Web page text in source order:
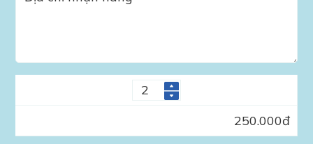
250.000đ